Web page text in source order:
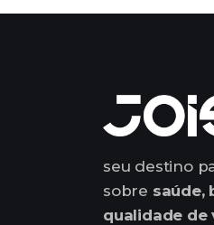
seu destino
sobre saúde,
qualidade de